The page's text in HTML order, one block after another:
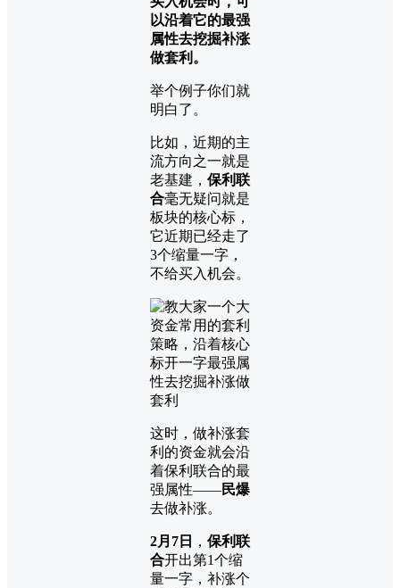
以沿着它的最强
属性去挖掘补涨
做套利。
举个例子你们就
明白了。
比如，近期的主
流方向之一就是
老基建， 保利联
合毫无疑问就是
板块的核心标，
它近期已经走了
3个缩量一字，
不给买入机会。
这时，做补涨套
利的资金就会沿
着保利联合的最
强属性——民爆
去做补涨。
2月7日 ， 保利联
合开出第1个缩
量一字，补涨个